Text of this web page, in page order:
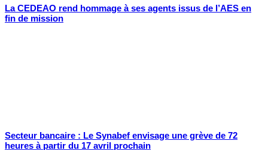
La CEDEAO rend hommage à ses agents issus de l’AES en
fin de mission
Secteur bancaire : Le Synabef envisage une grève de 72
heures à partir du 17 avril prochain